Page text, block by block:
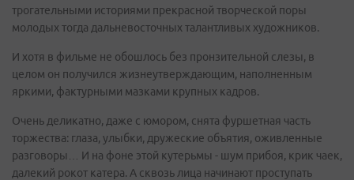
трогательными историями прекрасной творческой поры
молодых тогда дальневосточных талантливых художников.
И хотя в фильме не обошлось без пронзительной слезы, в
целом он получился жизнеутверждающим, наполненным
яркими, фактурными мазками крупных кадров.
Очень деликатно, даже с юмором, снята фуршетная часть
торжества: глаза, улыбки, дружеские объятия, оживленные
разговоры… И на фоне этой кутерьмы - шум прибоя, крик чаек,
далекий рокот катера. А сквозь лица начинают проступать